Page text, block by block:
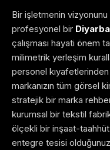
Bir işletmenin vizyonunu
profesyonel bir
çalışması hayati önem
milimetrik yerleşim
personel
markanızın tüm görsel
stratejik bir marka
kurumsal bir tekstil
ölçekli bir inşaat-taahhüt
entegre tesisi